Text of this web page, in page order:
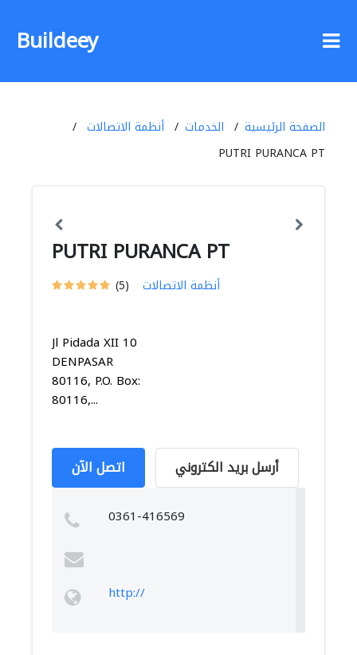
Buildeey
الصفحة الرئيسية الخدمات
أنظمة الاتصالات
PUTRI PURANCA PT
PUTRI PURANCA PT
(5) أنظمة الاتصالات
Jl Pidada XII 10
DENPASAR
80116, P.O. Box:
80116,...
اتصل الآن أرسل بريد الكتروني
0361-416569
http://